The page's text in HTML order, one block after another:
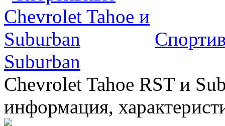
Suburban
Chevrolet Tahoe RST и
информация,